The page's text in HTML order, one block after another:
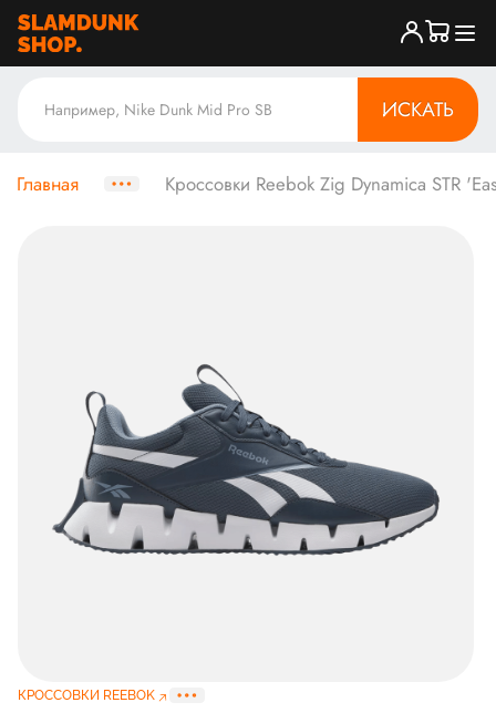
ИСКАТЬ
Главная Кроссовки Reebok Zig Dynamica STR
КРОССОВКИ REEBOK